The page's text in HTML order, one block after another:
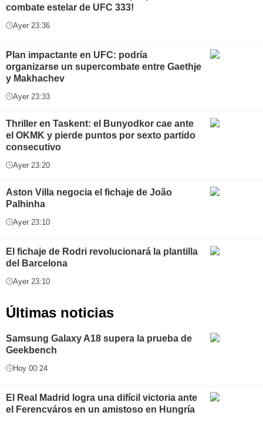
combate estelar de UFC 333!
Ayer 23:36
Plan impactante en UFC: podría
organizarse un supercombate entre Gaethje
y Makhachev
Ayer 23:33
Thriller en Taskent: el Bunyodkor cae ante
el OKMK y pierde puntos por sexto partido
consecutivo
Ayer 23:20
Aston Villa negocia el fichaje de João
Palhinha
Ayer 23:10
El fichaje de Rodri revolucionará la plantilla
del Barcelona
Ayer 23:10
Últimas noticias
Samsung Galaxy A18 supera la prueba de
Geekbench
Hoy 00:24
El Real Madrid logra una difícil victoria ante
el Ferencváros en un amistoso en Hungría